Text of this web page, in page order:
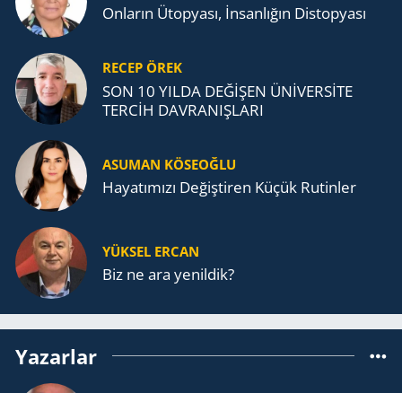
Onların Ütopyası, İnsanlığın Distopyası
RECEP ÖREK
SON 10 YILDA DEĞİŞEN ÜNİVERSİTE
TERCİH DAVRANIŞLARI
ASUMAN KÖSEOĞLU
Ha­ya­tı­mı­zı De­ğiş­ti­ren Küçük Ru­tin­ler
YÜKSEL ERCAN
Biz ne ara yenildik?
Yazarlar